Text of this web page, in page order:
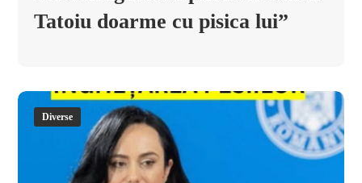
Tatoiu doarme cu pisica lui”
Diverse